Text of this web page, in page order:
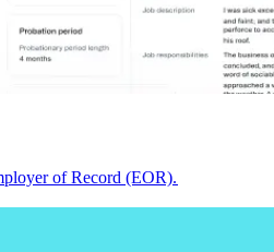
of Record (EOR).​​